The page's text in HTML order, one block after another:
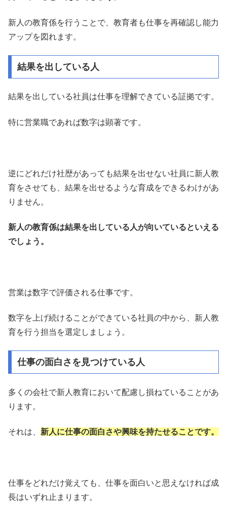
新人の教育係を行うことで、教育者も仕事を再確認し能力
アップを図れます。
結果を出している人
結果を出している社員は仕事を理解できている証拠です。
特に営業職であれば数字は顕著です。
逆にどれだけ社歴があっても結果を出せない社員に新人教
育をさせても、結果を出せるような育成をできるわけがあ
りません。
新人の教育係は結果を出している人が向いているといえる
でしょう。
営業は数字で評価される仕事です。
数字を上げ続けることができている社員の中から、新人教
育を行う担当を選定しましょう。
仕事の面白さを見つけている人
多くの会社で新人教育において配慮し損ねていることがあ
ります。
それは、 新人に仕事の面白さや興味を持たせることです。
仕事をどれだけ覚えても、仕事を面白いと思えなければ成
長はいずれ止まります。